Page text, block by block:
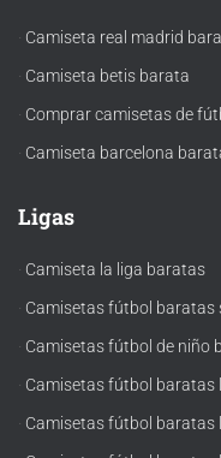
· Camiseta real madrid
· Camiseta betis barata
· Comprar camisetas de
· Camiseta barcelona
Ligas
· Camiseta la liga baratas
· Camisetas fútbol baratas
· Camisetas fútbol de niño
· Camisetas fútbol baratas
· Camisetas fútbol baratas